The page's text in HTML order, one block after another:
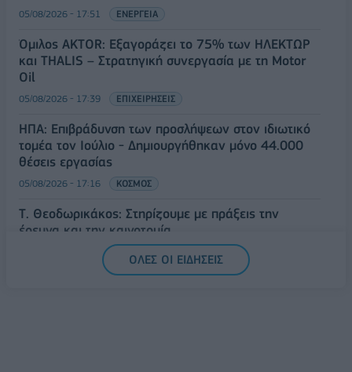
05/08/2026 - 17:51 ΕΝΕΡΓΕΙΑ
Όμιλος AKTOR: Εξαγοράζει το 75% των ΗΛΕΚΤΩΡ
και THALIS – Στρατηγική συνεργασία με τη Motor
Oil
05/08/2026 - 17:39 ΕΠΙΧΕΙΡΗΣΕΙΣ
ΗΠΑ: Επιβράδυνση των προσλήψεων στον ιδιωτικό
τομέα τον Ιούλιο - Δημιουργήθηκαν μόνο 44.000
θέσεις εργασίας
05/08/2026 - 17:16 ΚΟΣΜΟΣ
Τ. Θεοδωρικάκος: Στηρίζουμε με πράξεις την
έρευνα και την καινοτομία
ΟΛΕΣ ΟΙ ΕΙΔΗΣΕΙΣ